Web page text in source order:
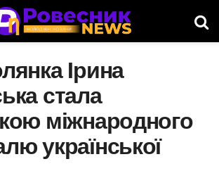
Ірина
стала
міжнародного
української